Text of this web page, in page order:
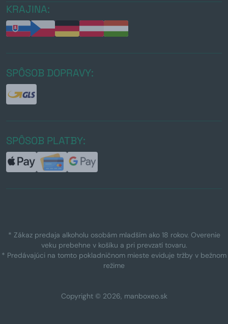
KRAJINA:
SPÔSOB DOPRAVY:
SPÔSOB PLATBY:
* Zákaz predaja alkoholu osobám mladším ako 18 rokov. Overenie
veku prebehne v košíku a pri prevzatí tovaru.
* Predávajúci na tomto pokladničnom mieste eviduje tržby v bežnom
režime
Copyright © 2026, manboxeo.sk